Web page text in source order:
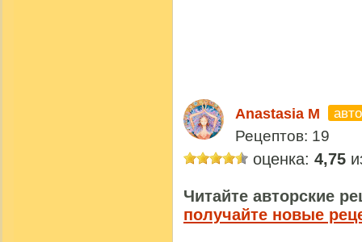
Anastasia M
Рецептов: 19
оценка: 4,75
Читайте авторские
получайте новые